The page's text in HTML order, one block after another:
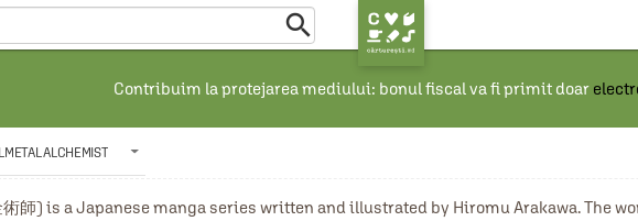

Contribuim la protejarea mediului: bonul fiscal va fi primit doar
ALCHEMIST
術師) is a Japanese manga series written and illustrated by Hiromu Arakawa. The